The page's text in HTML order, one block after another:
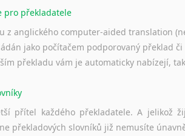
pro překladatele
z anglického computer-aided translation
jako počítačem podporovaný překlad
překladu vám je automaticky nabízejí,
přítel každého překladatele. A jelikož
překladových slovníků již nemusíte